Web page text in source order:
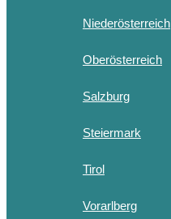
Niederösterreich
Oberösterreich
Salzburg
Steiermark
Tirol
Vorarlberg